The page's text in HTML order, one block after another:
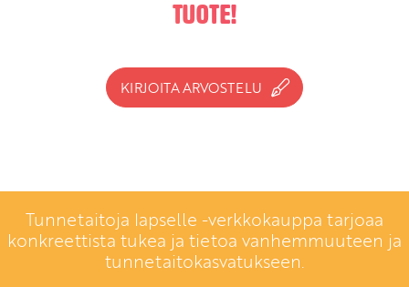
tuote!
KIRJOITA ARVOSTELU
Tunnetaitoja lapselle -verkkokauppa tarjoaa
konkreettista tukea ja tietoa vanhemmuuteen ja
tunnetaitokasvatukseen.